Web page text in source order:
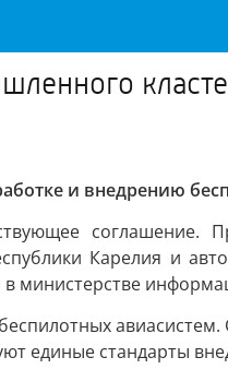
и внедрению
соглашение.
Карелия и
министерстве
единые стандарты